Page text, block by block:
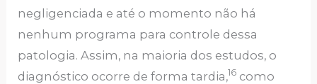
negligenciada e até o momento não há
nenhum programa para controle dessa
patologia. Assim, na maioria dos estudos, o
diagnóstico ocorre de forma tardia,16 como